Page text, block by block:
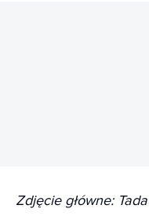
Zdjęcie główne: